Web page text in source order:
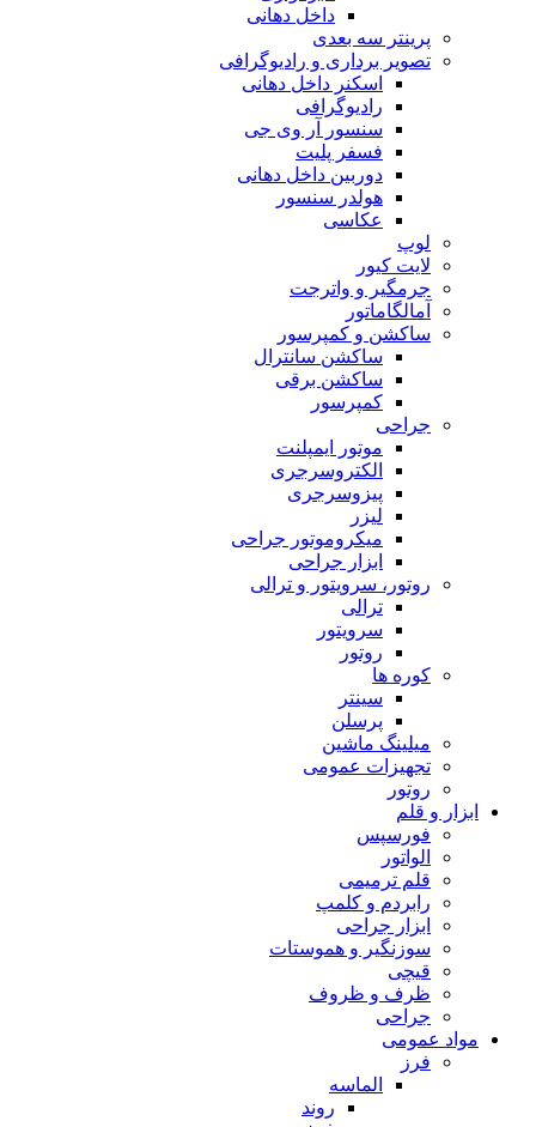
داخل دهانی
پرینتر سه بعدی
تصویر برداری و رادیوگرافی
اسکنر داخل دهانی
رادیوگرافی
سنسور آر وی جی
فسفر پلیت
دوربین داخل دهانی
هولدر سنسور
عکاسی
لوپ
لایت کیور
جرمگیر و واترجت
آمالگاماتور
ساکشن و کمپرسور
ساکشن سانترال
ساکشن برقی
کمپرسور
جراحی
موتور ایمپلنت
الکتروسرجری
پیزوسرجری
لیزر
میکروموتور جراحی
ابزار جراحی
روتور، سرویتور و ترالی
ترالی
سرویتور
روتور
کوره ها
سینتر
پرسلن
میلینگ ماشین
تجهیزات عمومی
روتور
ابزار و قلم
فورسپس
الواتور
قلم ترمیمی
رابردم و کلمپ
ابزار جراحی
سوزنگیر و هموستات
قیچی
ظرف و ظروف
جراحی
مواد عمومی
فرز
الماسه
روند